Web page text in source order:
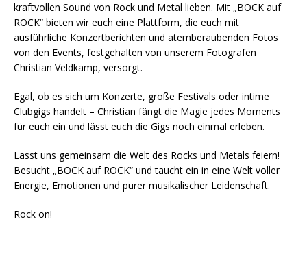
kraftvollen Sound von Rock und Metal lieben. Mit „BOCK auf
ROCK“ bieten wir euch eine Plattform, die euch mit
ausführliche Konzertberichten und atemberaubenden Fotos
von den Events, festgehalten von unserem Fotografen
Christian Veldkamp, versorgt.
Egal, ob es sich um Konzerte, große Festivals oder intime
Clubgigs handelt – Christian fängt die Magie jedes Moments
für euch ein und lässt euch die Gigs noch einmal erleben.
Lasst uns gemeinsam die Welt des Rocks und Metals feiern!
Besucht „BOCK auf ROCK“ und taucht ein in eine Welt voller
Energie, Emotionen und purer musikalischer Leidenschaft.
Rock on!